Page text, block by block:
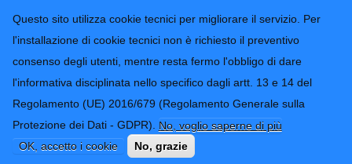
Questo sito utilizza cookie tecnici per migliorare il servizio. Per
l'installazione di cookie tecnici non è richiesto il preventivo
consenso degli utenti, mentre resta fermo l'obbligo di dare
l'informativa disciplinata nello specifico dagli artt. 13 e 14 del
Regolamento (UE) 2016/679 (Regolamento Generale sulla
Protezione dei Dati - GDPR). No, voglio saperne di più
OK, accetto i cookie
No, grazie
Provincia di
Imperia
CONTATTI-URP
TRASPARENZA
Form di ricerca
Servizio di prove sui materiali a
seguito dei lavori di Somma Urgenza